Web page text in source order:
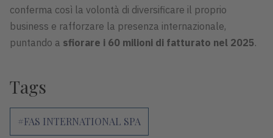
conferma così la volontà di diversificare il proprio
business e rafforzare la presenza internazionale,
puntando a sfiorare i 60 milioni di fatturato nel 2025.
Tags
#FAS INTERNATIONAL SPA